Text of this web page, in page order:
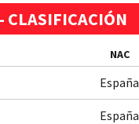
CLASIFICACIÓN
NAC
España
España